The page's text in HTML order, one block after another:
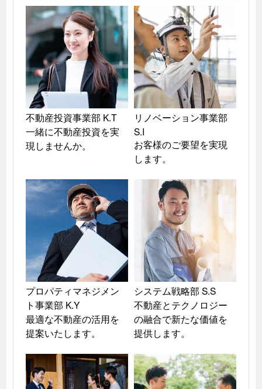
不動産投資事業部 K.T
一緒に不動産投資を実
現しませんか。
リノベーション事業部
S.I
お客様のご要望を実現
します。
プロパティマネジメン
ト事業部 K.Y
最適な不動産の活用を
提案いたします。
システム戦略部 S.S
不動産とテクノロジー
の融合で新たな価値を
提供します。